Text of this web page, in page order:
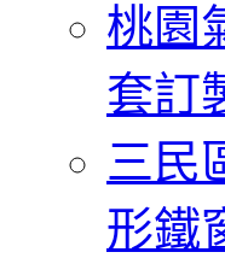
桃園
套訂
三民
形鐵